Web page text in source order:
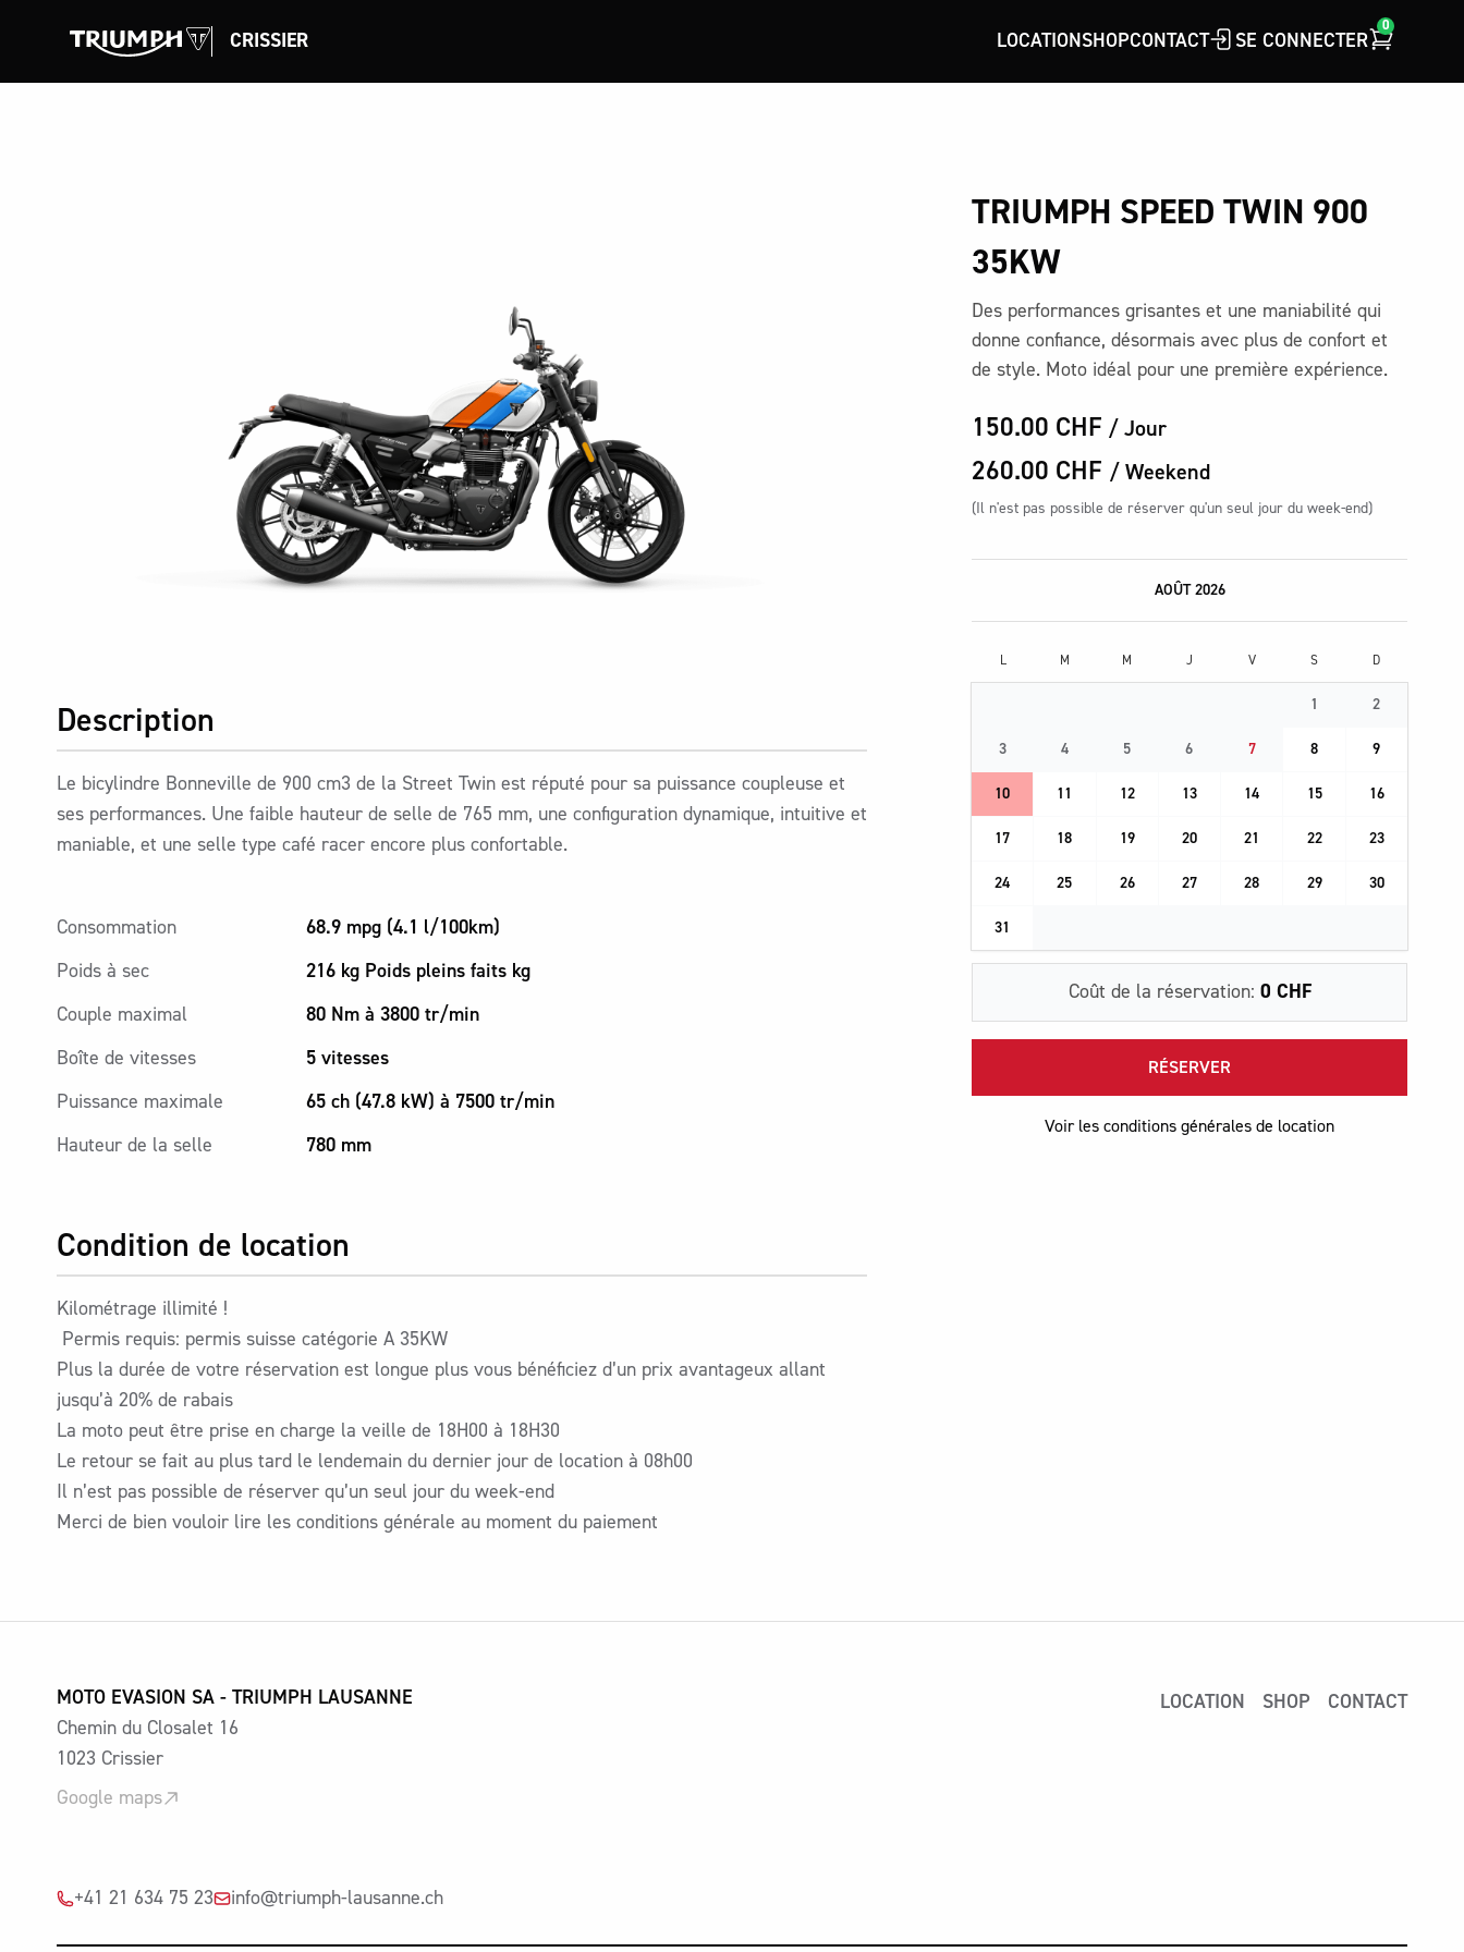
CRISSIER LOCATIONSHOPCONTACT SE CONNECTER
0
TRIUMPH SPEED TWIN 900
35KW
Des performances grisantes et une maniabilité qui
donne confiance, désormais avec plus de confort et
de style. Moto idéal pour une première expérience.
150.00 CHF / Jour
260.00 CHF / Weekend
(Il n'est pas possible de réserver qu'un seul jour du week-end)
AOÛT 2026
L M M J V S D
1 2
3 4 5 6 7 8 9
10 11 12 13 14 15 16
17 18 19 20 21 22 23
24 25 26 27 28 29 30
31
Coût de la réservation: 0 CHF
RÉSERVER
Voir les conditions générales de location
Description
Le bicylindre Bonneville de 900 cm3 de la Street Twin est réputé pour sa puissance coupleuse et
ses performances. Une faible hauteur de selle de 765 mm, une configuration dynamique, intuitive et
maniable, et une selle type café racer encore plus confortable.
Consommation
68.9 mpg (4.1 l/100km)
Poids à sec
216 kg Poids pleins faits kg
Couple maximal
80 Nm à 3800 tr/min
Boîte de vitesses
5 vitesses
Puissance maximale
65 ch (47.8 kW) à 7500 tr/min
Hauteur de la selle
780 mm
Condition de location
Kilométrage illimité !
Permis requis: permis suisse catégorie A 35KW
Plus la durée de votre réservation est longue plus vous bénéficiez d’un prix avantageux allant
jusqu’à 20% de rabais
La moto peut être prise en charge la veille de 18H00 à 18H30
Le retour se fait au plus tard le lendemain du dernier jour de location à 08h00
Il n’est pas possible de réserver qu’un seul jour du week-end
Merci de bien vouloir lire les conditions générale au moment du paiement
LOCATION SHOP CONTACT
MOTO EVASION SA - TRIUMPH LAUSANNE
Chemin du Closalet 16
1023 Crissier
Google maps
+41 21 634 75 23 info@triumph-lausanne.ch